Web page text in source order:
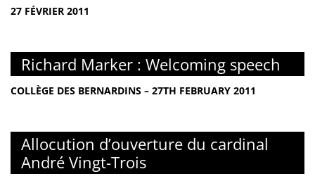
27 FÉVRIER 2011
Richard Marker : Welcoming speech
COLLÈGE DES BERNARDINS – 27TH FEBRUARY 2011
Allocution d’ouverture du cardinal
André Vingt-Trois